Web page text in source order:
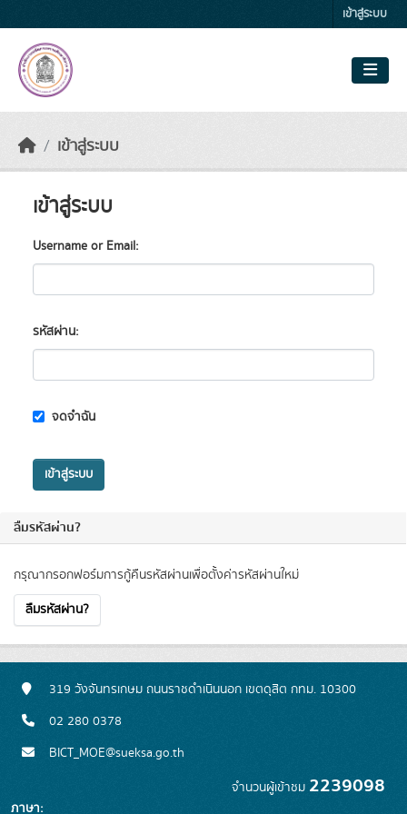
เข้าสู่ระบบ
เข้าสู่ระบบ
ลืมรหัสผ่าน?
กรุณากรอกฟอร์มการกู้คืนรหัสผ่านเพื่อตั้งค่ารหัสผ่านใหม่
ลืมรหัสผ่าน?
เข้าสู่ระบบ
Username or Email
รหัสผ่าน
จดจำฉัน
เข้าสู่ระบบ
319 วังจันทรเกษม ถนนราชดำเนินนอก เขตดุสิต กทม. 10300
02 280 0378
BICT_MOE@sueksa.go.th
จำนวนผู้เข้าชม 2239098
ภาษา